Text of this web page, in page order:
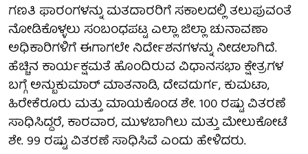
ಗಣತಿ ಫಾರಂಗಳನ್ನು ಮತದಾರರಿಗೆ ಸಕಾಲದಲ್ಲಿ ತಲುಪುವಂತೆ
ನೋಡಿಕೊಳ್ಳಲು ಸಂಬಂಧಪಟ್ಟ ಎಲ್ಲಾ ಜಿಲ್ಲಾ ಚುನಾವಣಾ
ಅಧಿಕಾರಿಗಳಿಗೆ ಈಗಾಗಲೇ ನಿರ್ದೇಶನಗಳನ್ನು ನೀಡಲಾಗಿದೆ.
ಹೆಚ್ಚಿನ ಕಾರ್ಯಕ್ಷಮತೆ ಹೊಂದಿರುವ ವಿಧಾನಸಭಾ ಕ್ಷೇತ್ರಗಳ
ಬಗ್ಗೆ ಅನ್ಬುಕುಮಾರ್ ಮಾತನಾಡಿ, ದೇವದುರ್ಗ, ಕುಮಟಾ,
ಹಿರೇಕೆರೂರು ಮತ್ತು ಮಾಯಕೊಂಡ ಶೇ. 100 ರಷ್ಟು ವಿತರಣೆ
ಸಾಧಿಸಿದ್ದರೆ, ಕಾರವಾರ, ಮುಳಬಾಗಿಲು ಮತ್ತು ಮೇಲುಕೋಟೆ
ಶೇ. 99 ರಷ್ಟು ವಿತರಣೆ ಸಾಧಿಸಿವೆ ಎಂದು ಹೇಳಿದರು.